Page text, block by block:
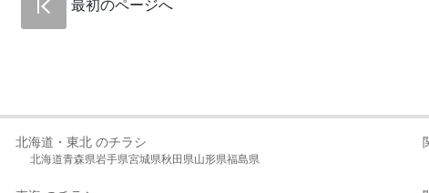
最初のページへ
北海道・東北 のチラシ
北海道青森県岩手県宮城県秋田県山形県福島県